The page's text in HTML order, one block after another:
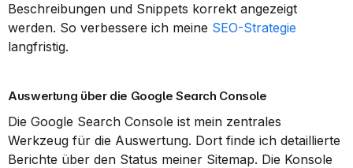
Beschreibungen und Snippets korrekt angezeigt
werden. So verbessere ich meine SEO-Strategie
langfristig.
Auswertung über die Google Search Console
Die Google Search Console ist mein zentrales
Werkzeug für die Auswertung. Dort finde ich detaillierte
Berichte über den Status meiner Sitemap. Die Konsole